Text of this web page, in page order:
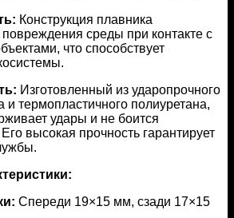
Конструкция плавника
среды при контакте с
что способствует
Изготовленный из ударопрочного
и термопластичного полиуретана,
удары и не боится
высокая прочность гарантирует
Спереди 19×15 мм, сзади 17×15